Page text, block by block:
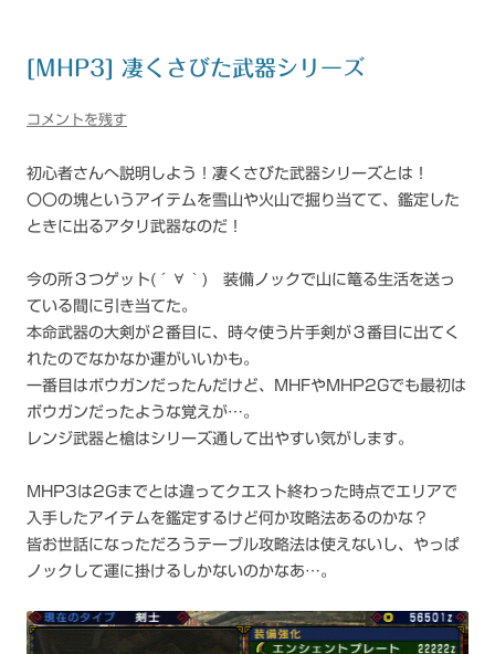
[MHP3] 凄くさびた武器シリーズ
コメントを残す
初心者さんへ説明しよう！凄くさびた武器シリーズとは！
〇〇の塊というアイテムを雪山や火山で掘り当てて、鑑定した
ときに出るアタリ武器なのだ！
今の所３つゲット(´∀｀) 装備ノックで山に篭る生活を送っ
ている間に引き当てた。
本命武器の大剣が２番目に、時々使う片手剣が３番目に出てく
れたのでなかなか運がいいかも。
一番目はボウガンだったんだけど、MHFやMHP2Gでも最初は
ボウガンだったような覚えが…。
レンジ武器と槍はシリーズ通して出やすい気がします。
MHP3は2Gまでとは違ってクエスト終わった時点でエリアで
入手したアイテムを鑑定するけど何か攻略法あるのかな？
皆お世話になっただろうテーブル攻略法は使えないし、やっぱ
ノックして運に掛けるしかないのかなあ…。